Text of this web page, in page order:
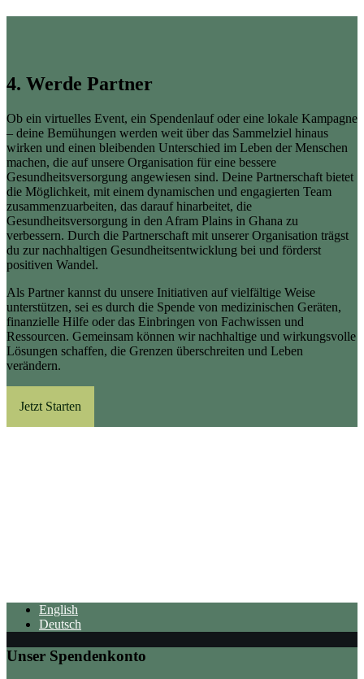
4. Werde Partner
Ob ein virtuelles Event, ein Spendenlauf oder eine lokale Kampagne
– deine Bemühungen werden weit über das Sammelziel hinaus
wirken und einen bleibenden Unterschied im Leben der Menschen
machen, die auf unsere Organisation für eine bessere
Gesundheitsversorgung angewiesen sind. Deine Partnerschaft bietet
die Möglichkeit, mit einem dynamischen und engagierten Team
zusammenzuarbeiten, das darauf hinarbeitet, die
Gesundheitsversorgung in den Afram Plains in Ghana zu
verbessern. Durch die Partnerschaft mit unserer Organisation trägst
du zur nachhaltigen Gesundheitsentwicklung bei und förderst
positiven Wandel.
Als Partner kannst du unsere Initiativen auf vielfältige Weise
unterstützen, sei es durch die Spende von medizinischen Geräten,
finanzielle Hilfe oder das Einbringen von Fachwissen und
Ressourcen. Gemeinsam können wir nachhaltige und wirkungsvolle
Lösungen schaffen, die Grenzen überschreiten und Leben
verändern.
Jetzt Starten
English
Deutsch
Unser Spendenkonto